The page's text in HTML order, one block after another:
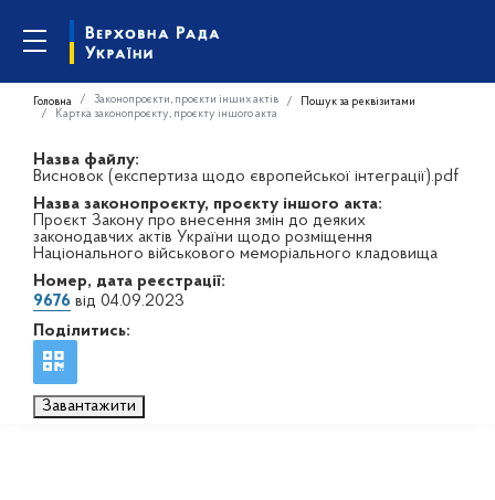
Головна Законопроєкти, проєкти інших актів
Пошук за реквізитами
Картка законопроєкту, проєкту іншого акта
Назва файлу:
Висновок (експертиза щодо європейської інтеграції).pdf
Назва законопроєкту, проєкту іншого акта:
Проєкт Закону про внесення змін до деяких
законодавчих актів України щодо розміщення
Національного військового меморіального кладовища
Номер, дата реєстрації:
9676 від 04.09.2023
Поділитись:
Завантажити